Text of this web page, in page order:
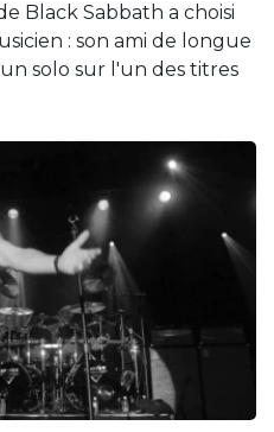
Black Sabbath a choisi
: son ami de longue
solo sur l'un des titres